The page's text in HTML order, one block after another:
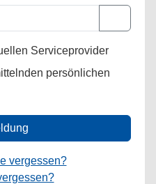
Serviceprovider
persönlichen
vergessen?